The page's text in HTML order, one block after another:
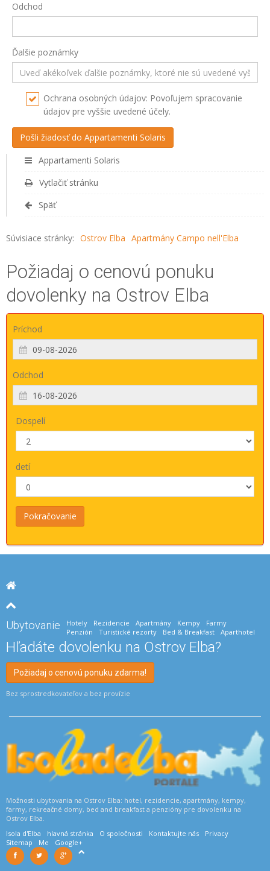
Odchod
Ďalšie poznámky
Ochrana osobných údajov: Povoľujem spracovanie
údajov pre vyššie uvedené účely.
Appartamenti Solaris
Vytlačiť stránku
Späť
Súvisiace stránky: Ostrov Elba Apartmány Campo nell'Elba
Požiadaj o cenovú ponuku
dovolenky na Ostrov Elba
Príchod
Odchod
Dospelí
detí
Ubytovanie Hotely Rezidencie Apartmány Kempy
Farmy
Penzión
Turistické rezorty Bed & Breakfast Aparthotel
Hľadáte dovolenku na Ostrov Elba?
Požiadaj o cenovú ponuku zdarma!
Bez sprostredkovateľov a bez provízie
Možnosti ubytovania na Ostrov Elba: hotel, rezidencie, apartmány, kempy,
farmy, rekreačné domy, bed and breakfast a penzióny pre dovolenku na
Ostrov Elba.
Isola d'Elba
hlavná stránka O spoločnosti Kontaktujte nás
Privacy
Sitemap
Me Google+